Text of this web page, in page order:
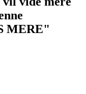
MERE"